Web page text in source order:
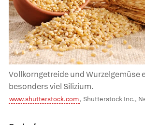
Vollkorngetreide und Wurzelgemüse
besonders viel Silizium.
www.shutterstock.com, Shutterstock Inc.,